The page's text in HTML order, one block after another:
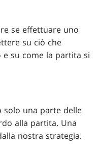
se effettuare uno
su ciò che
su come la partita si
solo una parte delle
alla partita. Una
nostra strategia.